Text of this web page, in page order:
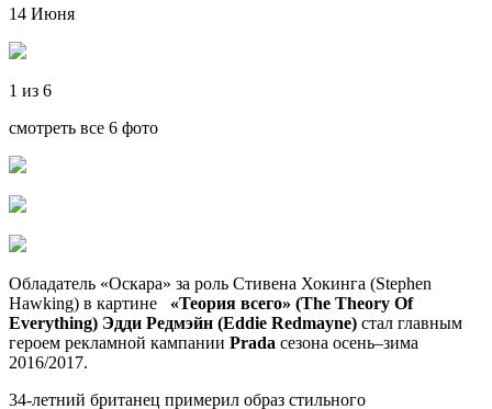
14 Июня
1 из 6
смотреть все 6 фото
Обладатель «Оскара» за роль Стивена Хокинга (Stephen
Hawking) в картине «Теория всего» (The Theory Of
Everything) Эдди Редмэйн (Eddie Redmayne) стал главным
героем рекламной кампании Prada сезона осень–зима
2016/2017.
34-летний британец примерил образ стильного